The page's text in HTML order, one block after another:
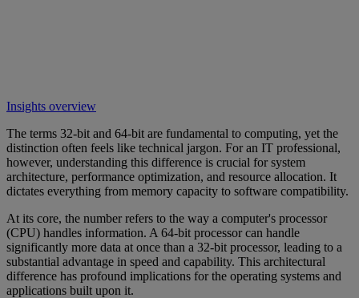
Insights overview
The terms 32-bit and 64-bit are fundamental to computing, yet the
distinction often feels like technical jargon. For an IT professional,
however, understanding this difference is crucial for system
architecture, performance optimization, and resource allocation. It
dictates everything from memory capacity to software compatibility.
At its core, the number refers to the way a computer's processor
(CPU) handles information. A 64-bit processor can handle
significantly more data at once than a 32-bit processor, leading to a
substantial advantage in speed and capability. This architectural
difference has profound implications for the operating systems and
applications built upon it.